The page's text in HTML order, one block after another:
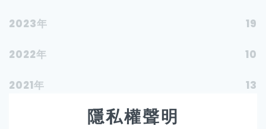
2023年 19
2022年 10
2021年 13
隱私權聲明